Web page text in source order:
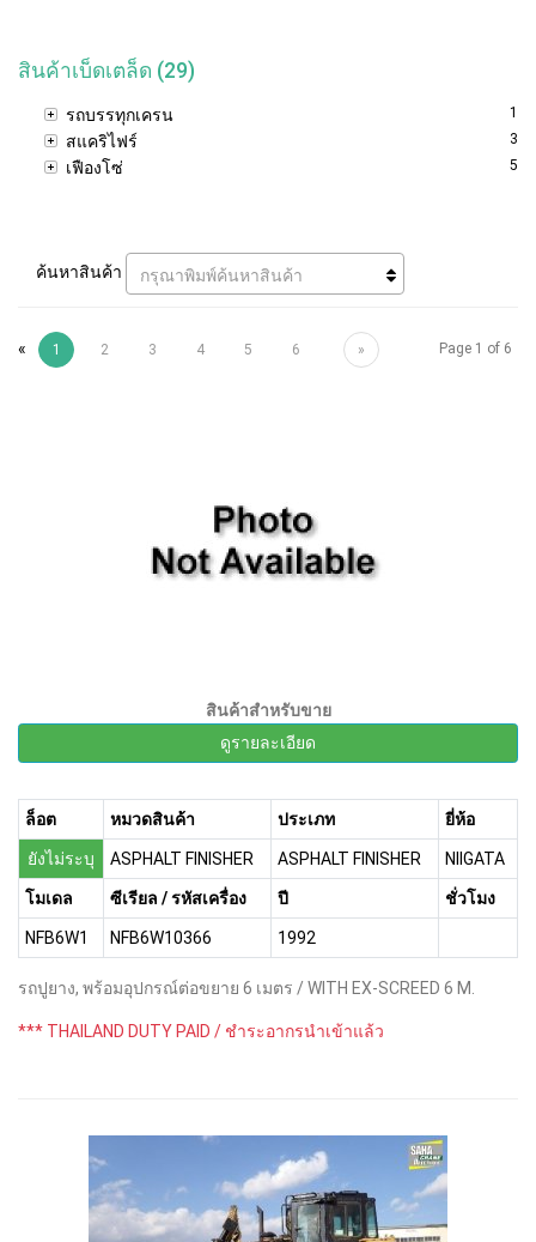
สินค้าเบ็ดเตล็ด (29)
รถบรรทุกเครน 1
สแคริไฟร์ 3
เฟืองโซ่ 5
ค้นหาสินค้า กรุณาพิมพ์ค้นหาสินค้า
« 1 2 3 4 5 6 » Page 1 of 6
สินค้าสำหรับขาย
ดูรายละเอียด
ล็อต หมวดสินค้า ประเภท ยี่ห้อ
ยังไม่ระบุ ASPHALT FINISHER ASPHALT FINISHER NIIGATA
โมเดล ซีเรียล / รหัสเครื่อง ปี ชั่วโมง
NFB6W1 NFB6W10366 1992
รถปูยาง, พร้อมอุปกรณ์ต่อขยาย 6 เมตร / WITH EX-SCREED 6 M.
*** THAILAND DUTY PAID / ชำระอากรนำเข้าแล้ว